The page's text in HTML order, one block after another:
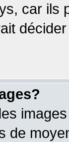
car ils
de